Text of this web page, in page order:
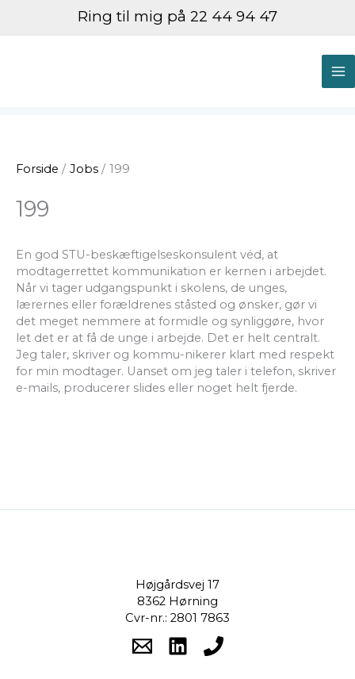
Ring til mig på 22 44 94 47
Forside Jobs 199
199
En god STU-beskæftigelseskonsulent véd, at
modtagerrettet kommunikation er kernen i arbejdet.
Når vi tager udgangspunkt i skolens, de unges,
lærernes eller forældrenes ståsted og ønsker, gør vi
det meget nemmere at formidle og synliggøre, hvor
let det er at få de unge i arbejde. Det er helt centralt.
Jeg taler, skriver og kommu-nikerer klart med respekt
for min modtager. Uanset om jeg taler i telefon, skriver
e-mails, producerer slides eller noget helt fjerde.
Højgårdsvej 17
8362 Hørning
Cvr-nr.: 2801 7863